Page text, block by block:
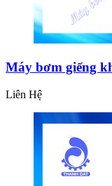
Máy bơm giếng
Liên Hệ